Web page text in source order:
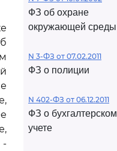
-
ФЗ об охране
окружающей среды
N 3-ФЗ от 07.02.2011
ФЗ о полиции
N 402-ФЗ от 06.12.2011
ФЗ о бухгалтерском
учете